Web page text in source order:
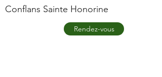
Conflans Sainte Honorine
Rendez-vous